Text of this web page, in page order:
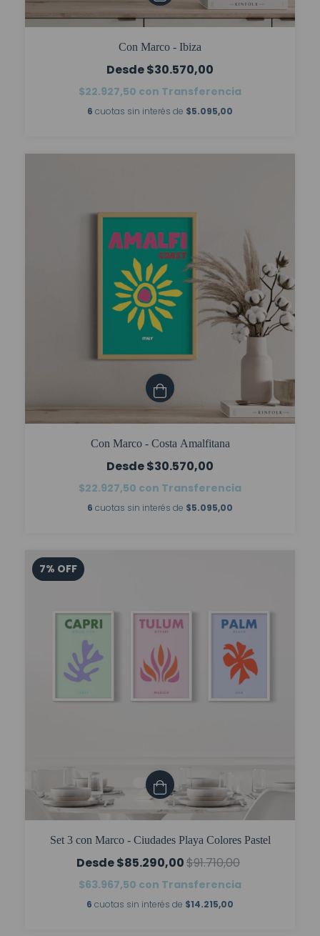
Con Marco - Ibiza
$30.570,00
$22.927,50 con Transferencia
6 cuotas sin interés de $5.095,00
Con Marco - Costa Amalfitana
$30.570,00
$22.927,50 con Transferencia
6 cuotas sin interés de $5.095,00
7% OFF
Set 3 con Marco - Ciudades Playa Colores Pastel
$85.290,00$91.710,00
$63.967,50 con Transferencia
6 cuotas sin interés de $14.215,00